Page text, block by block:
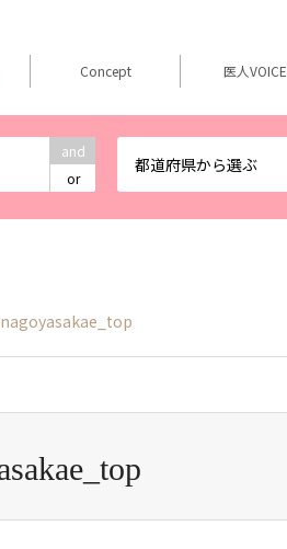
and
or
都道府県から選ぶ
Concept 医人VOICE